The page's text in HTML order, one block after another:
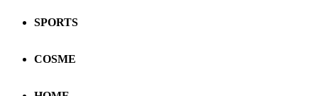
SPORTS
COSME